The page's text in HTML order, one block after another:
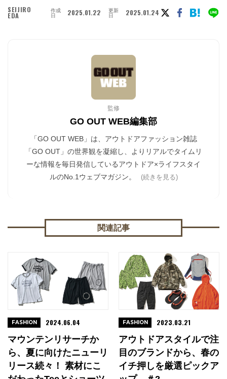
SEIJIRO
EDA
作成
日 2025.01.22 更新
日 2025.01.24
監修
GO OUT WEB編集部
「GO OUT WEB」は、アウトドアファッション雑誌
「GO OUT」の世界観を凝縮し、よりリアルでタイムリ
ーな情報を毎日発信しているアウトドア×ライフスタイ
ルのNo.1ウェブマガジン。
(続きを見る)
関連記事
マウンテンリサーチか
ら、夏に向けたニューリ
リース続々！ 素材にこ
FASHION 2024.06.04
アウトドアスタイルで注
目のブランドから、春の
イチ押しを厳選ピックア
FASHION 2023.03.21